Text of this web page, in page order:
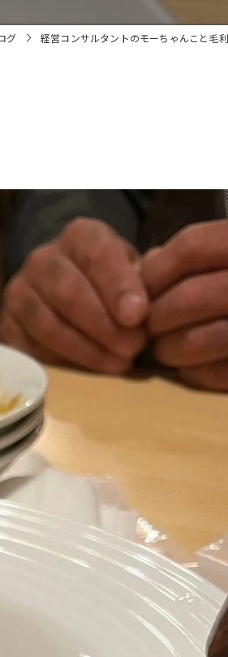
グ 経営コンサルタントのモーちゃんこと毛利